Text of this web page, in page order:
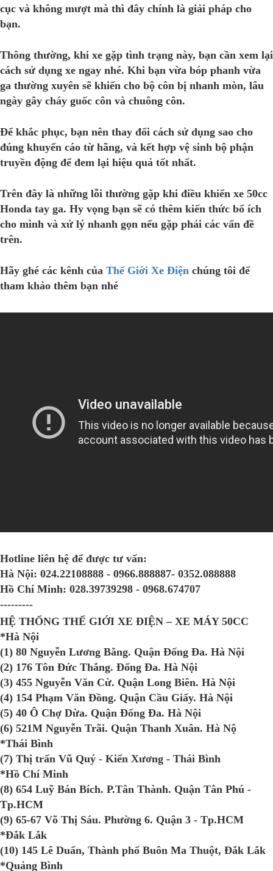
cục và không mượt mà thì đây chính là giải pháp cho
bạn.
Thông thường, khi xe gặp tình trạng này, bạn cần xem lại
cách sử dụng xe ngay nhé. Khi bạn vừa bóp phanh vừa
ga thường xuyên sẽ khiến cho bộ côn bị nhanh mòn, lâu
ngày gây cháy guốc côn và chuông côn.
Để khắc phục, bạn nên thay đổi cách sử dụng sao cho
đúng khuyến cáo từ hãng, và kết hợp vệ sinh bộ phận
truyền động để đem lại hiệu quả tốt nhất.
Trên đây là những lỗi thường gặp khi điều khiển xe 50cc
Honda tay ga. Hy vọng bạn sẽ có thêm kiến thức bổ ích
cho mình và xử lý nhanh gọn nếu gặp phải các vấn đề
trên.
Hãy ghé các kênh của Thế Giới Xe Điện chúng tôi để
tham khảo thêm bạn nhé
Hotline liên hệ để được tư vấn:
Hà Nội: 024.22108888 - 0966.888887- 0352.088888
Hồ Chí Minh: 028.39739298 - 0968.674707
---------
HỆ THỐNG THẾ GIỚI XE ĐIỆN – XE MÁY 50CC
*Hà Nội
(1) 80 Nguyễn Lương Bằng. Quận Đống Đa. Hà Nội
(2) 176 Tôn Đức Thắng. Đống Đa. Hà Nội
(3) 455 Nguyễn Văn Cừ. Quận Long Biên. Hà Nội
(4) 154 Phạm Văn Đồng. Quận Cầu Giấy. Hà Nội
(5) 40 Ô Chợ Dừa. Quận Đống Đa. Hà Nội
(6) 521M Nguyễn Trãi. Quận Thanh Xuân. Hà Nộ
*Thái Bình
(7) Thị trấn Vũ Quý - Kiến Xương - Thái Bình
*Hồ Chí Minh
(8) 654 Luỹ Bán Bích. P.Tân Thành. Quận Tân Phú -
Tp.HCM
(9) 65-67 Võ Thị Sáu. Phường 6. Quận 3 - Tp.HCM
*Đắk Lắk
(10) 145 Lê Duẩn, Thành phố Buôn Ma Thuột, Đắk Lắk
*Quảng Bình